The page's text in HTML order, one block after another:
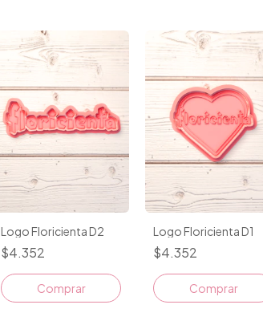
Logo Floricienta D2
$4.352
Comprar
Logo Floricienta D1
$4.352
Comprar